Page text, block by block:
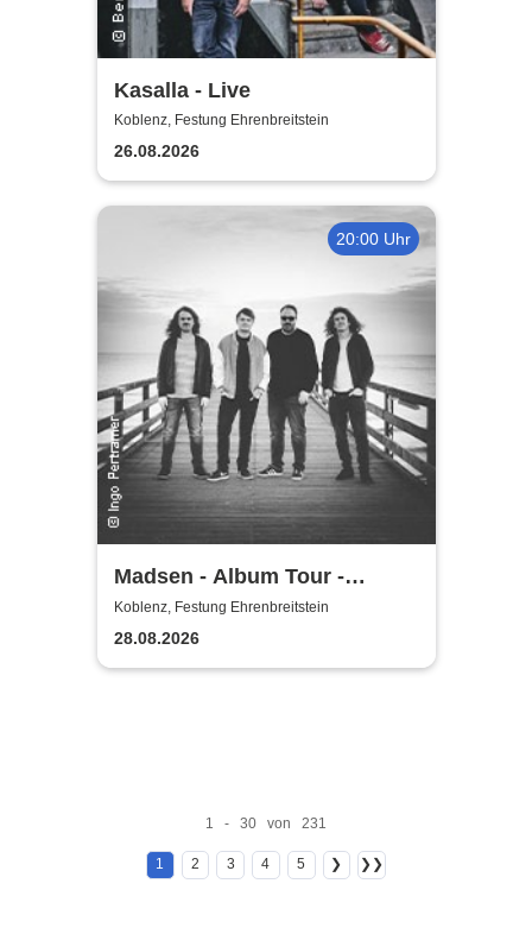
Kasalla - Live
Koblenz, Festung Ehrenbreitstein
26.08.2026
20:00 Uhr
Madsen - Album Tour -
Sommer 2026
Koblenz, Festung Ehrenbreitstein
28.08.2026
1 - 30 von 231
1 2 3 4 5 ❯ ❯❯